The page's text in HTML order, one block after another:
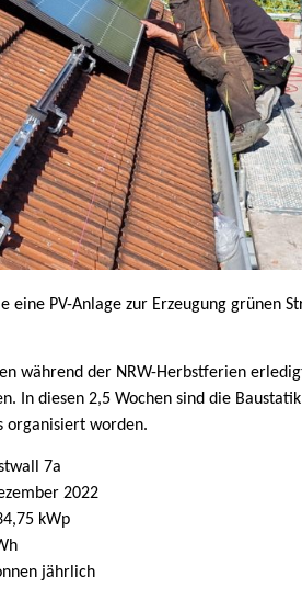
PV-Anlage zur Erzeugung grünen
während der NRW-Herbstferien
In diesen 2,5 Wochen sind die
organisiert worden.
7a
2022
kWp
jährlich